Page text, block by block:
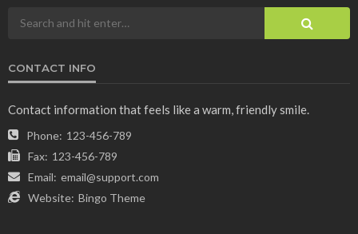
CONTACT INFO
Contact information that feels like a warm, friendly smile.
Phone: 123-456-789
Fax: 123-456-789
Email: email@support.com
Website: Bingo Theme